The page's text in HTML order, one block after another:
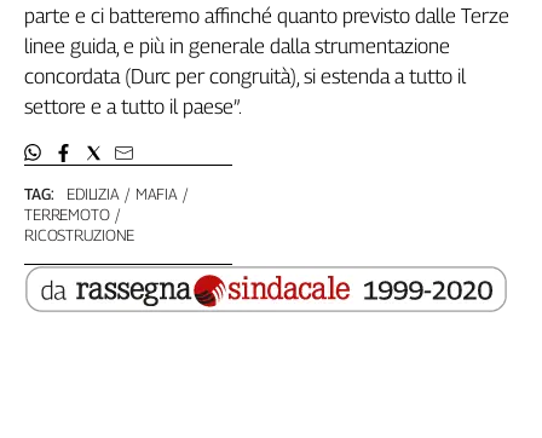
Molise
Alto
Adige
Basilicata
Campania
Emilia-
Romagna
Venezia
Giulia
TAG: EDILIZIA
MAFIA
TERREMOTO
RICOSTRUZIONE
parte e ci batteremo affinché quanto previsto dalle Terze
linee guida, e più in generale dalla strumentazione
concordata (Durc per congruità), si estenda a tutto il
settore e a tutto il paese”.